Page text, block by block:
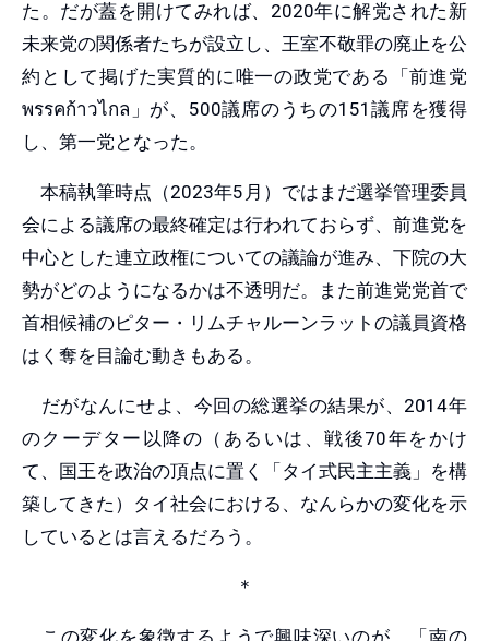
た。だが蓋を開けてみれば、2020年に解党された新
未来党の関係者たちが設立し、王室不敬罪の廃止を公
約として掲げた実質的に唯一の政党である「前進党
พรรคก้าวไกล」が、500議席のうちの151議席を獲得
し、第一党となった。
本稿執筆時点（2023年5月）ではまだ選挙管理委員
会による議席の最終確定は行われておらず、前進党を
中心とした連立政権についての議論が進み、下院の大
勢がどのようになるかは不透明だ。また前進党党首で
首相候補のピター・リムチャルーンラットの議員資格
はく奪を目論む動きもある。
だがなんにせよ、今回の総選挙の結果が、2014年
のクーデター以降の（あるいは、戦後70年をかけ
て、国王を政治の頂点に置く「タイ式民主主義」を構
築してきた）タイ社会における、なんらかの変化を示
しているとは言えるだろう。
＊
この変化を象徴するようで興味深いのが、「南の